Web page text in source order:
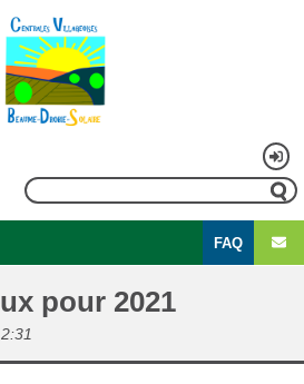
Rechercher
menu
FAQ
pour 2021